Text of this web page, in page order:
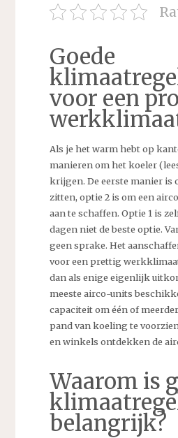
Goede
voor een
Als je het warm hebt op
manieren om het koeler
krijgen. De eerste manier is
zitten, optie 2 is om een
aan te schaffen. Optie 1 is
dagen niet de beste optie.
geen sprake. Het
voor een prettig
dan als enige eigenlijk
meeste airco-units
capaciteit om één of
pand van koeling te
en winkels ontdekken de
Waarom is
belangrijk?